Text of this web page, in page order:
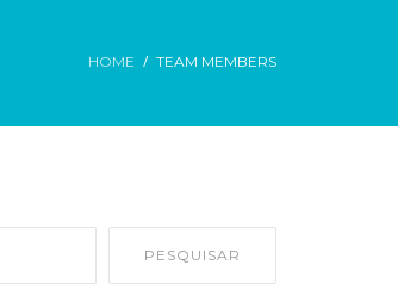
HOME TEAM MEMBERS
PESQUISAR